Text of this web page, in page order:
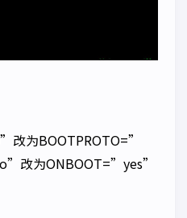
为BOOTPROTO=”
改为ONBOOT=”yes”